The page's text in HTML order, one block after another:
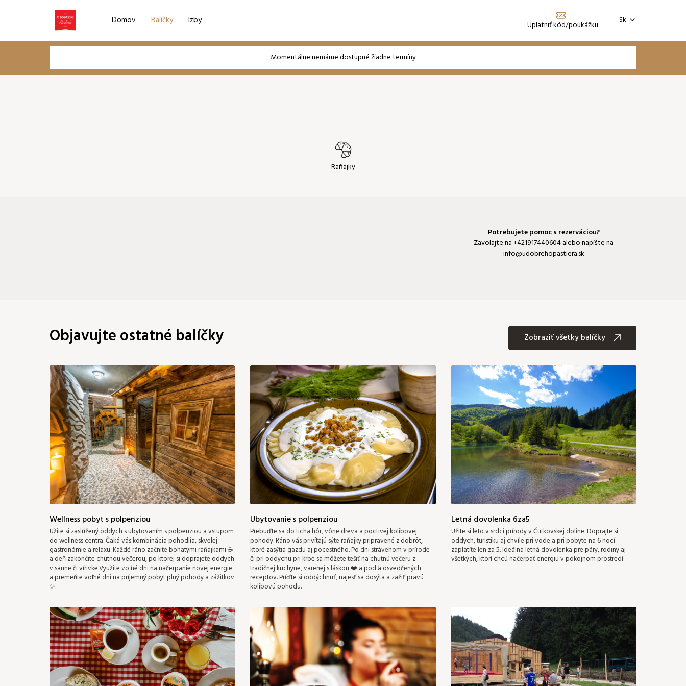
Domov Balíčky Izby Uplatniť kód/poukážku Sk
Momentálne nemáme dostupné žiadne termíny
Raňajky
Potrebujete pomoc s rezerváciou?
Zavolajte na+421917440604alebo napíšte na
info@udobrehopastiera.sk
Objavujte ostatné balíčky Zobraziť všetky balíčky
Wellness pobyt s polpenziou
Užite si zaslúžený oddych s ubytovaním s polpenziou a vstupom
do wellness centra. Čaká vás kombinácia pohodlia, skvelej
gastronómie a relaxu. Každé ráno začnite bohatými raňajkami ☕
a deň zakončite chutnou večerou, po ktorej si doprajete oddych
v saune či vírivke.Využite voľné dni na načerpanie novej energie
a premeňte voľné dni na príjemný pobyt plný pohody a zážitkov
✨.
Ubytovanie s polpenziou
Prebuďte sa do ticha hôr, vône dreva a poctivej kolibovej
pohody. Ráno vás privítajú sýte raňajky pripravené z dobrôt,
ktoré zasýtia gazdu aj pocestného. Po dni strávenom v prírode
či pri oddychu pri krbe sa môžete tešiť na chutnú večeru z
tradičnej kuchyne, varenej s láskou ❤️ a podľa osvedčených
receptov. Príďte si oddýchnuť, najesť sa dosýta a zažiť pravú
kolibovú pohodu.
Letná dovolenka 6za5
Užite si leto v srdci prírody v Čutkovskej doline. Doprajte si
oddych, turistiku aj chvíle pri vode a pri pobyte na 6 nocí
zaplatíte len za 5. Ideálna letná dovolenka pre páry, rodiny aj
všetkých, ktorí chcú načerpať energiu v pokojnom prostredí.
Voľba jazyka